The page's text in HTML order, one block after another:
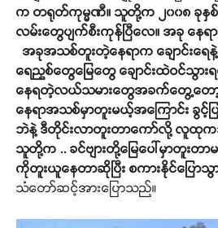
က တရုတ်ကုမ္မဏီ။ သူတို့က ၂၀၀၈ ခုနှ
လမ်းတွေပျက်စီးကုန်ပြီလေ။ အခု နေရ
အခုအသစ်တူးတဲ့နေရာက ချောင်းရေ
ရေညှစ်တွေမြေတွေ ချောင်းထဲဝင်သွား
နေရတဲ့လယ်သမားတွေအခက်တွေ့တေ
နေရာအသစ်မှာတူးမယ့်အကြောင်း ခွင့်
ဘဲနဲ့ ဒီတိုင်းလာတူးတာကော်လို့ လူထုကသူ
သူတို့က .. ခင်ဗျားတို့မြေပေါ်မှာတူးတ
ကိုတူးယူနေတာဆိုပြီး စကားနိုင်ပြော
သံတော်ဆင့်အားပြောသည်။